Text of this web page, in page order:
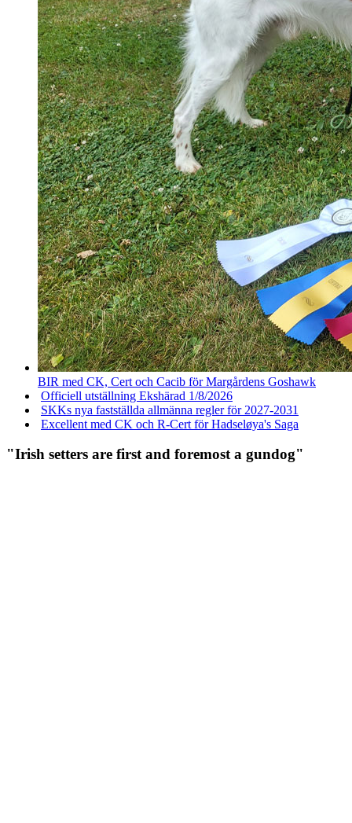
BIR med CK, Cert och Cacib för Margårdens Goshawk
Officiell utställning Ekshärad 1/8/2026
SKKs nya fastställda allmänna regler för 2027-2031
Excellent med CK och R-Cert för Hadseløya's Saga
"Irish setters are first and foremost a gundog"